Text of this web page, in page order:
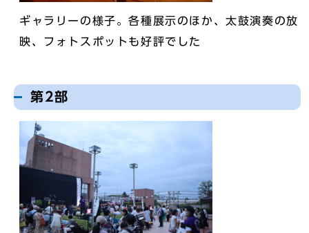
ギャラリーの様子。各種展示のほか、太鼓演奏の放
映、フォトスポットも好評でした
第2部